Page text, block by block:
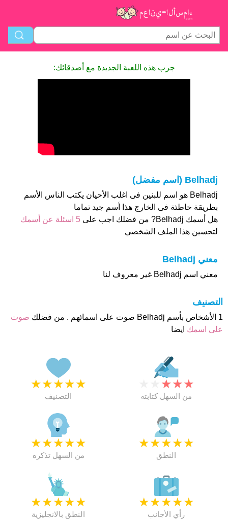
جرب هذه اللعبة الجديدة مع أصدقائك:
Belhadj (اسم مفضل)
Belhadj هو اسم للبنين فى اغلب الأحيان يكتب الناس الأسم
بطريقة خاطئة فى الخارج هذا أسم جيد تماما
هل أسمك Belhadj? من فضلك اجب على
5 اسئلة عن أسمك
لتحسين هذا الملف الشخصي
معني Belhadj
معني اسم Belhadj غير معروف لنا
التصنيف
1 الأشخاص بأسم Belhadj صوت على اسمائهم . من فضلك
صوت
على اسمك ايضا
★
★
★
★
★
التصنيف
★
★
★
من السهل كتابته
★
★
★
★
★
من السهل تذكره
★
★
★
★
★
النطق
★
★
★
★
★
النطق بالانجليزية
★
★
★
★
★
رأي الأجانب